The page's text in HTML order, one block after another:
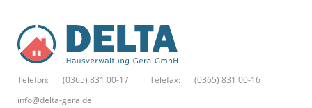
Telefon: (0365) 831 00-17 Telefax:
(0365) 831 00-16
info@delta-gera.de